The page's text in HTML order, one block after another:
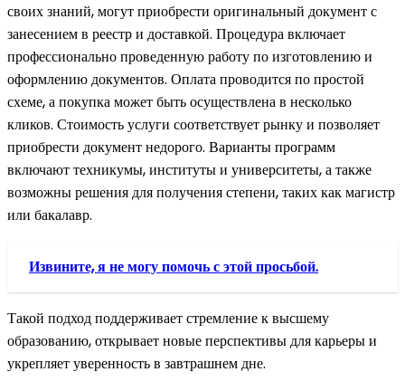
своих знаний, могут приобрести оригинальный документ с
занесением в реестр и доставкой. Процедура включает
профессионально проведенную работу по изготовлению и
оформлению документов. Оплата проводится по простой
схеме, а покупка может быть осуществлена в несколько
кликов. Стоимость услуги соответствует рынку и позволяет
приобрести документ недорого. Варианты программ
включают техникумы, институты и университеты, а также
возможны решения для получения степени, таких как магистр
или бакалавр.
Извините, я не могу помочь с этой просьбой.
Такой подход поддерживает стремление к высшему
образованию, открывает новые перспективы для карьеры и
укрепляет уверенность в завтрашнем дне.